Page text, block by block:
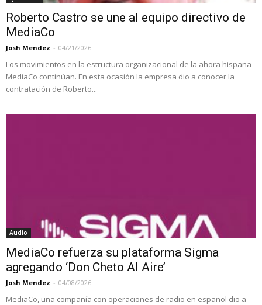
Roberto Castro se une al equipo directivo de
MediaCo
Josh Mendez - 04/21/2026
Los movimientos en la estructura organizacional de la ahora hispana
MediaCo continúan. En esta ocasión la empresa dio a conocer la
contratación de Roberto...
Audio
MediaCo refuerza su plataforma Sigma
agregando ‘Don Cheto Al Aire’
Josh Mendez - 04/08/2026
MediaCo, una compañía con operaciones de radio en español dio a